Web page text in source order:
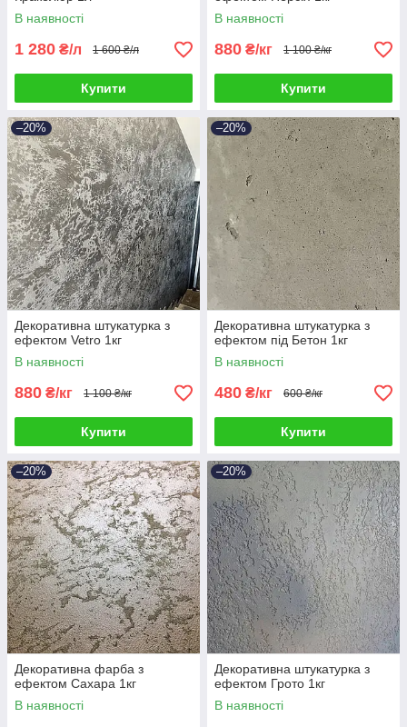
В наявності
1 280 ₴/л 1 600 ₴/л
Купити
В наявності
880 ₴/кг 1 100 ₴/кг
Купити
–20%
Декоративна штукатурка з
ефектом Vetro 1кг
В наявності
880 ₴/кг 1 100 ₴/кг
Купити
–20%
Декоративна штукатурка з
ефектом під Бетон 1кг
В наявності
480 ₴/кг 600 ₴/кг
Купити
–20%
Декоративна фарба з
ефектом Сахара 1кг
В наявності
–20%
Декоративна штукатурка з
ефектом Грото 1кг
В наявності